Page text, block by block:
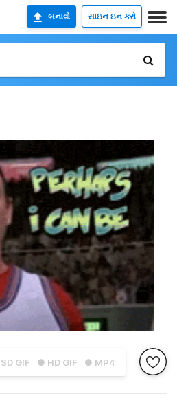
બનાવો સાઇન ઇન કરો
GIF ● HD GIF ● MP4